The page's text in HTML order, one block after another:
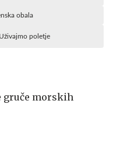
obala
Uživajmo poletje
gruče morskih